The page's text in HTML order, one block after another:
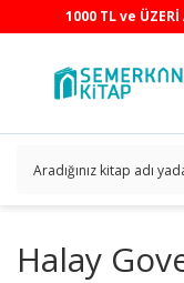
1000 TL ve ÜZERİ
Halay